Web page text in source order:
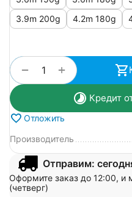
3.9m 200g
4.2m 180g
+
−
Кредит
Отложить
Производитель
Отправим:
Оформите заказ до 12:00, и
(четверг)